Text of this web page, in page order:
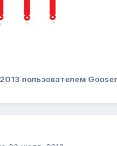
пользователем